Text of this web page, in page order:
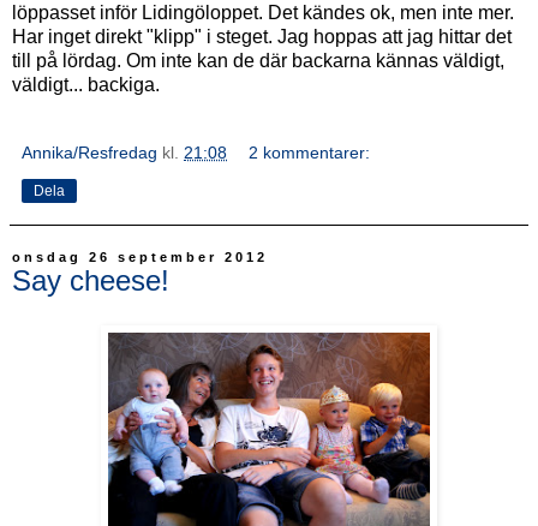
löppasset inför Lidingöloppet. Det kändes ok, men inte mer.
Har inget direkt "klipp" i steget. Jag hoppas att jag hittar det
till på lördag. Om inte kan de där backarna kännas väldigt,
väldigt... backiga.
Annika/Resfredag kl. 21:08 2 kommentarer:
Dela
onsdag 26 september 2012
Say cheese!